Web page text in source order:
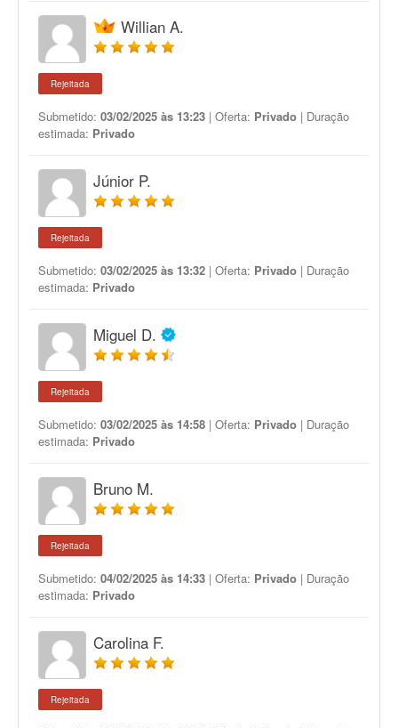
Willian A.
Rejeitada
Submetido: 03/02/2025 às 13:23 | Oferta: Privado | Duração
estimada: Privado
Júnior P.
Rejeitada
Submetido: 03/02/2025 às 13:32 | Oferta: Privado | Duração
estimada: Privado
Miguel D.
Rejeitada
Submetido: 03/02/2025 às 14:58 | Oferta: Privado | Duração
estimada: Privado
Bruno M.
Rejeitada
Submetido: 04/02/2025 às 14:33 | Oferta: Privado | Duração
estimada: Privado
Carolina F.
Rejeitada